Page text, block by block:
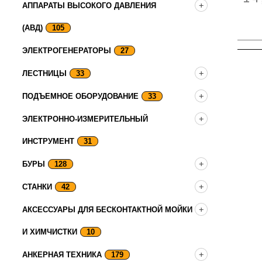
АППАРАТЫ ВЫСОКОГО ДАВЛЕНИЯ
(АВД) 105
ЭЛЕКТРОГЕНЕРАТОРЫ 27
ЛЕСТНИЦЫ 33
ПОДЪЕМНОЕ ОБОРУДОВАНИЕ 33
ЭЛЕКТРОННО-ИЗМЕРИТЕЛЬНЫЙ
ИНСТРУМЕНТ 31
БУРЫ 128
СТАНКИ 42
АКСЕССУАРЫ ДЛЯ БЕСКОНТАКТНОЙ МОЙКИ
И ХИМЧИСТКИ 10
АНКЕРНАЯ ТЕХНИКА 179